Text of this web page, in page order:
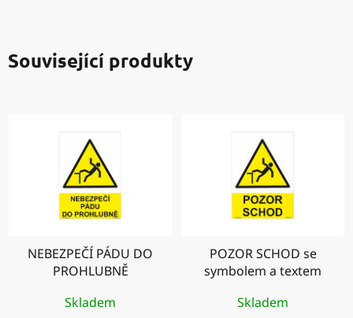
Související produkty
NEBEZPEČÍ PÁDU DO
PROHLUBNĚ
Skladem
POZOR SCHOD se
symbolem a textem
Skladem